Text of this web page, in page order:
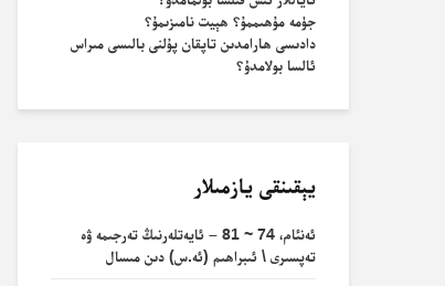
جۈمە مۇھىممۇ؟ ھېيت نامىزىمۇ؟
دادىسى ھارامدىن تاپقان پۇلنى بالىسى مىراس
ئالسا بولامدۇ؟
يېقىنقى يازمىلار
ئەنئام، 74 ~ 81 – ئايەتلەرنىڭ تەرجىمە ۋە
تەپسىرى \ ئىبراھىم (ئە.س) دىن مىسال